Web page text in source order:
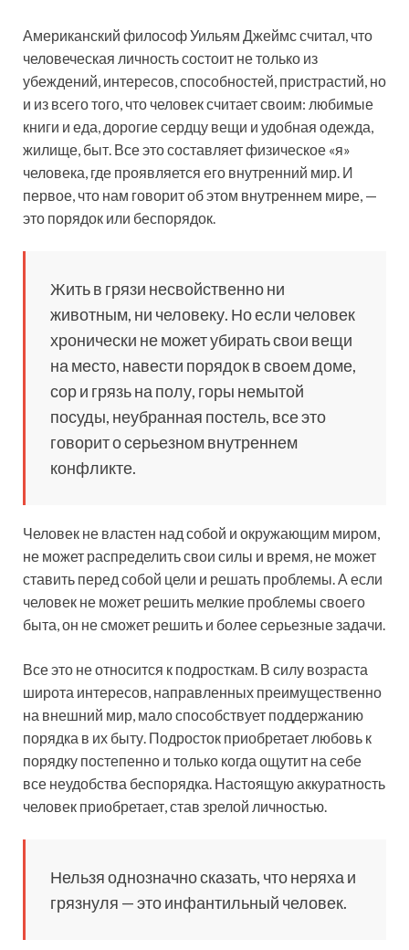
Американский философ Уильям Джеймс считал, что
человеческая личность состоит не только из
убеждений, интересов, способностей, пристрастий, но
и из всего того, что человек считает своим: любимые
книги и еда, дорогие сердцу вещи и удобная одежда,
жилище, быт. Все это составляет физическое «я»
человека, где проявляется его внутренний мир. И
первое, что нам говорит об этом внутреннем мире, —
это порядок или беспорядок.
Жить в грязи несвойственно ни
животным, ни человеку. Но если человек
хронически не может убирать свои вещи
на место, навести порядок в своем доме,
сор и грязь на полу, горы немытой
посуды, неубранная постель, все это
говорит о серьезном внутреннем
конфликте.
Человек не властен над собой и окружающим миром,
не может распределить свои силы и время, не может
ставить перед собой цели и решать проблемы. А если
человек не может решить мелкие проблемы своего
быта, он не сможет решить и более серьезные задачи.
Все это не относится к подросткам. В силу возраста
широта интересов, направленных преимущественно
на внешний мир, мало способствует поддержанию
порядка в их быту. Подросток приобретает любовь к
порядку постепенно и только когда ощутит на себе
все неудобства беспорядка. Настоящую аккуратность
человек приобретает, став зрелой личностью.
Нельзя однозначно сказать, что неряха и
грязнуля — это инфантильный человек.